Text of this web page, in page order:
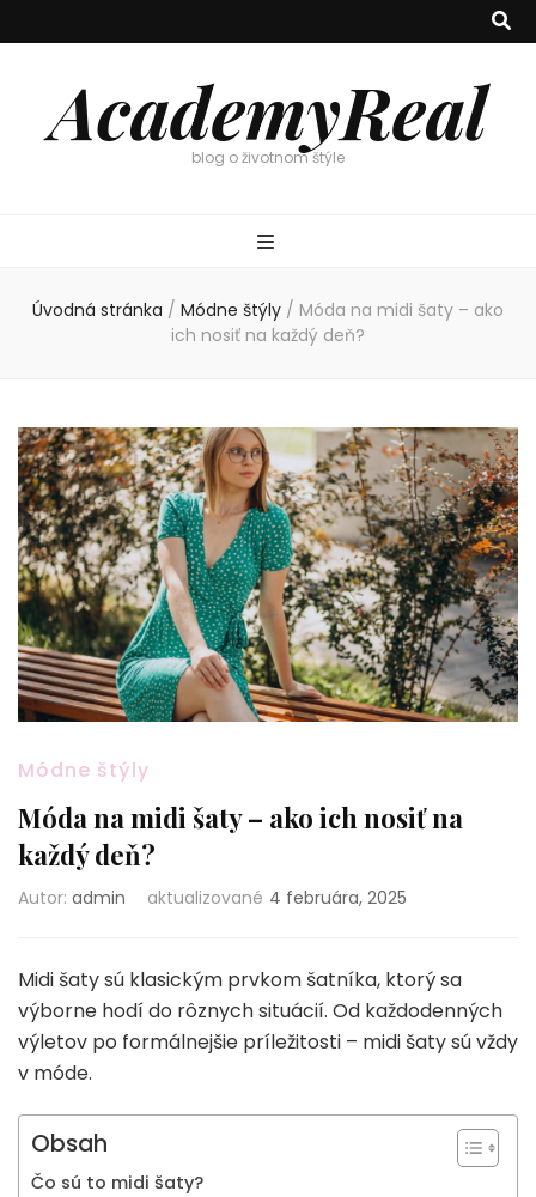
AcademyReal
blog o životnom štýle
Úvodná stránka / Módne štýly / Móda na midi šaty – ako
ich nosiť na každý deň?
Módne štýly
Móda na midi šaty – ako ich nosiť na
každý deň?
Autor: admin aktualizované 4 februára, 2025
Midi šaty sú klasickým prvkom šatníka, ktorý sa
výborne hodí do rôznych situácií. Od každodenných
výletov po formálnejšie príležitosti – midi šaty sú vždy
v móde.
Obsah
Čo sú to midi šaty?